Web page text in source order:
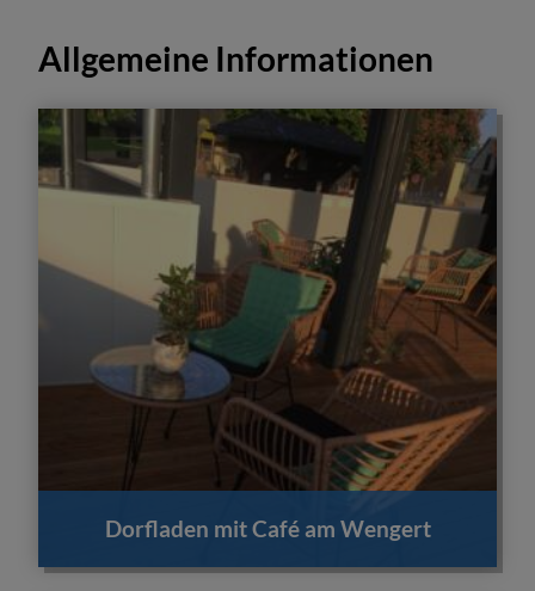
Allgemeine Informationen
Dorfladen mit Café am Wengert